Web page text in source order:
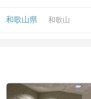
和歌山県 和歌山